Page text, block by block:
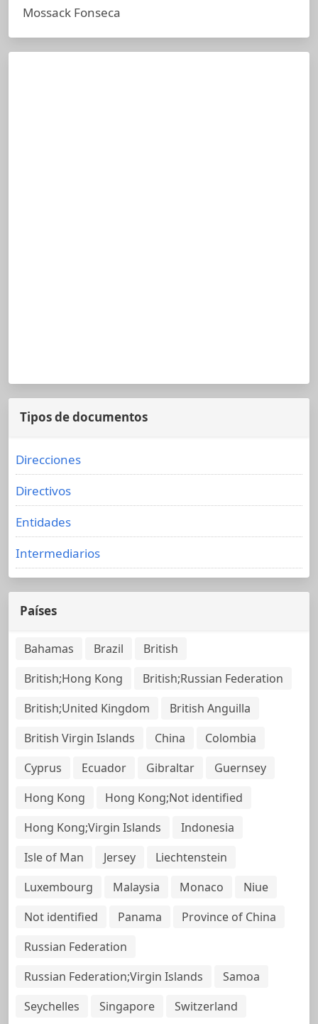
Mossack Fonseca
Tipos de documentos
Direcciones
Directivos
Entidades
Intermediarios
Países
Bahamas Brazil
British
British;Hong Kong
British;Russian Federation
British;United Kingdom
British Anguilla
British Virgin Islands
China
Colombia
Cyprus
Ecuador Gibraltar
Guernsey
Hong Kong
Hong Kong;Not identified
Hong Kong;Virgin Islands
Indonesia
Isle of Man
Jersey
Liechtenstein
Luxembourg
Malaysia Monaco
Niue
Not identified
Panama
Province of China
Russian Federation
Russian Federation;Virgin Islands
Samoa
Seychelles
Singapore Switzerland